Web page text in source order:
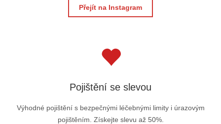
Přejít na Instagram
Pojištění se slevou
Výhodné pojištění s bezpečnými léčebnými limity i úrazovým
pojištěním. Získejte slevu až 50%.